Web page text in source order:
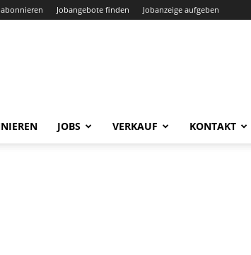
Jobangebote finden Jobanzeige aufgeben
JOBS VERKAUF KONTAKT